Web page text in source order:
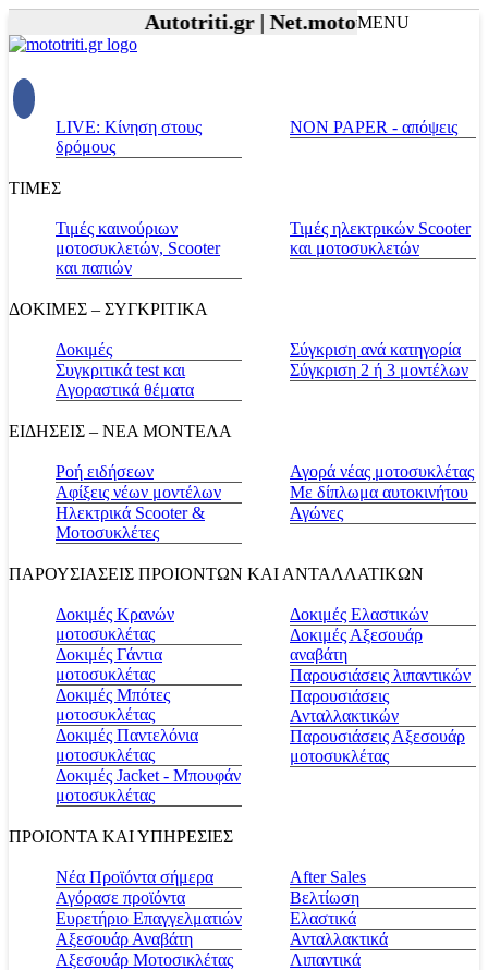
Autotriti.gr |Net.mototriti.gr |
MENU
LIVE: Κίνηση στους
δρόμους
NON PAPER - απόψεις
ΤΙΜΕΣ
Τιμές καινούριων
μοτοσυκλετών, Scooter
και παπιών
Τιμές ηλεκτρικών Scooter
και μοτοσυκλετών
ΔΟΚΙΜΕΣ – ΣΥΓΚΡΙΤΙΚΑ
Δοκιμές
Συγκριτικά test και
Αγοραστικά θέματα
Σύγκριση ανά κατηγορία
Σύγκριση 2 ή 3 μοντέλων
ΕΙΔΗΣΕΙΣ – ΝΕΑ ΜΟΝΤΕΛΑ
Ροή ειδήσεων
Αφίξεις νέων μοντέλων
Ηλεκτρικά Scooter &
Μοτοσυκλέτες
Αγορά νέας μοτοσυκλέτας
Με δίπλωμα αυτοκινήτου
Αγώνες
ΠΑΡΟΥΣΙΑΣΕΙΣ ΠΡΟΙΟΝΤΩΝ ΚΑΙ ΑΝΤΑΛΛΑΤΙΚΩΝ
Δοκιμές Κρανών
μοτοσυκλέτας
Δοκιμές Γάντια
μοτοσυκλέτας
Δοκιμές Μπότες
μοτοσυκλέτας
Δοκιμές Παντελόνια
μοτοσυκλέτας
Δοκιμές Jacket - Μπουφάν
μοτοσυκλέτας
Δοκιμές Ελαστικών
Δοκιμές Αξεσουάρ
αναβάτη
Παρουσιάσεις λιπαντικών
Παρουσιάσεις
Ανταλλακτικών
Παρουσιάσεις Αξεσουάρ
μοτοσυκλέτας
ΠΡΟΙΟΝΤΑ ΚΑΙ ΥΠΗΡΕΣΙΕΣ
Νέα Προϊόντα σήμερα
Αγόρασε προϊόντα
Ευρετήριο Επαγγελματιών
Αξεσουάρ Αναβάτη
Αξεσουάρ Μοτοσικλέτας
Αfter Sales
Βελτίωση
Ελαστικά
Ανταλλακτικά
Λιπαντικά